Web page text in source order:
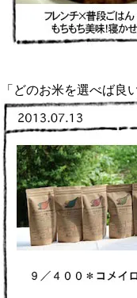
「どのお米を選べば良